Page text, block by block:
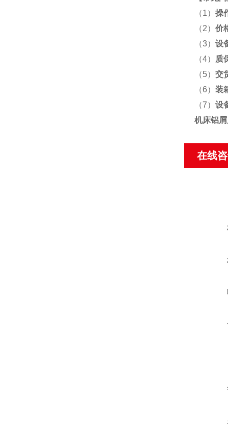
（1） 操
（2） 价
（3） 设
（4）
质
（5） 交
（6） 装
（7） 设
机床铝
在线